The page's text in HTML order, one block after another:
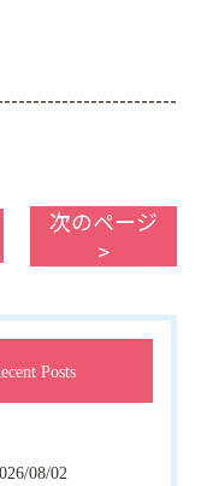
次のページ
>
Posts
08/02